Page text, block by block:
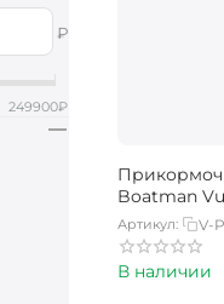
Boatman
Артикул: V-
В наличии
₽
249900₽